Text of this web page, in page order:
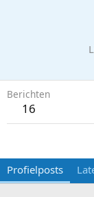
Berichten
16
Profielposts